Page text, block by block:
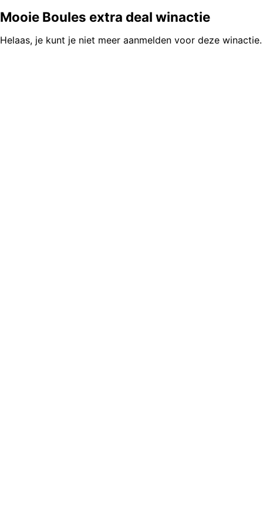
Mooie Boules extra deal winactie
Helaas, je kunt je niet meer aanmelden voor deze winactie.